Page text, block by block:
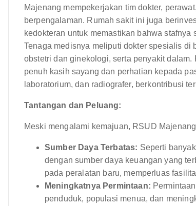
Majenang mempekerjakan tim dokter,
berpengalaman. Rumah sakit ini juga
kedokteran untuk memastikan bahwa
Tenaga medisnya meliputi dokter spesialis
obstetri dan ginekologi, serta penyakit
penuh kasih sayang dan perhatian kepada
laboratorium, dan radiografer, berkontribusi
Tantangan dan Peluang:
Meski mengalami kemajuan, RSUD
Sumber Daya Terbatas: Seperti
dengan sumber daya keuangan yang
pada peralatan baru, memperluas
Meningkatnya Permintaan:
penduduk, populasi menua, dan